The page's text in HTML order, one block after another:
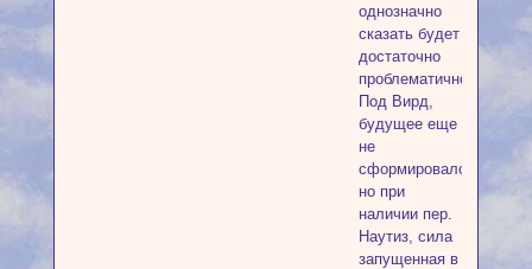
однозначно
сказать будет
достаточно
проблематично.
Под Вирд,
будущее еще
не
сформировалось,
но при
наличии пер.
Наутиз, сила
запущенная в